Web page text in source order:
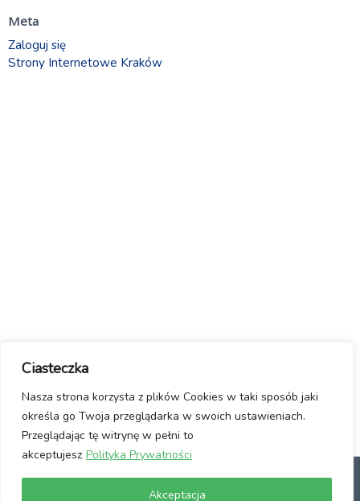
Ciasteczka
Nasza strona korzysta z plików Cookies w taki sposób jaki
określa go Twoja przeglądarka w swoich ustawieniach.
Przeglądając tę witrynę w pełni to
akceptujesz Polityka Prywatności
Akceptacja
Meta
Zaloguj się
Strony Internetowe Kraków
Usuwanie wirusów ze stron www